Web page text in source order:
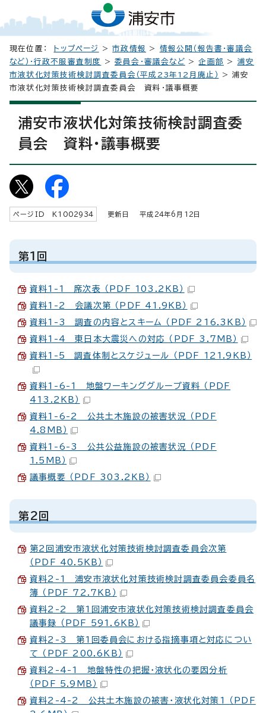
現在位置： トップページ >市政情報 > 情報公開（報告書・審議会
など）・行政不服審査制度
>委員会・審議会など >企画部 > 浦安
市液状化対策技術検討調査委員会（平成23年12月廃止）
> 浦安
市液状化対策技術検討調査委員会 資料・議事概要
浦安市液状化対策技術検討調査委
員会 資料・議事概要
ページID K 1002934 更新日 平成 24年6月 12 日
第1回
資料1-1 席次表 （PDF 103.2KB）
資料1-2 会議次第 （PDF 41.9KB）
資料1-3 調査の内容とスキーム （PDF 216.3KB）
資料1-4 東日本大震災への対応 （PDF 3.7MB）
資料1-5 調査体制とスケジュール （PDF 121.9KB）
資料1-6-1 地盤ワーキンググループ資料 （PDF
413.2KB）
資料1-6-2 公共土木施設の被害状況 （PDF
4.8MB）
資料1-6-3 公共公益施設の被害状況 （PDF
1.5MB）
議事概要 （PDF 303.2KB）
第2回
第2回浦安市液状化対策技術検討調査委員会次第
（PDF 40.5KB）
資料2-1 浦安市液状化対策技術検討調査委員会委員名
簿 （PDF 72.7KB）
資料2-2 第1回浦安市液状化対策技術検討調査委員会
議事録 （PDF 591.6KB）
資料2-3 第1回委員会における指摘事項と対応につい
て （PDF 200.6KB）
資料2-4-1 地盤特性の把握・液状化の要因分析
（PDF 5.9MB）
資料2-4-2 公共土木施設の被害・液状化対策1 （PDF